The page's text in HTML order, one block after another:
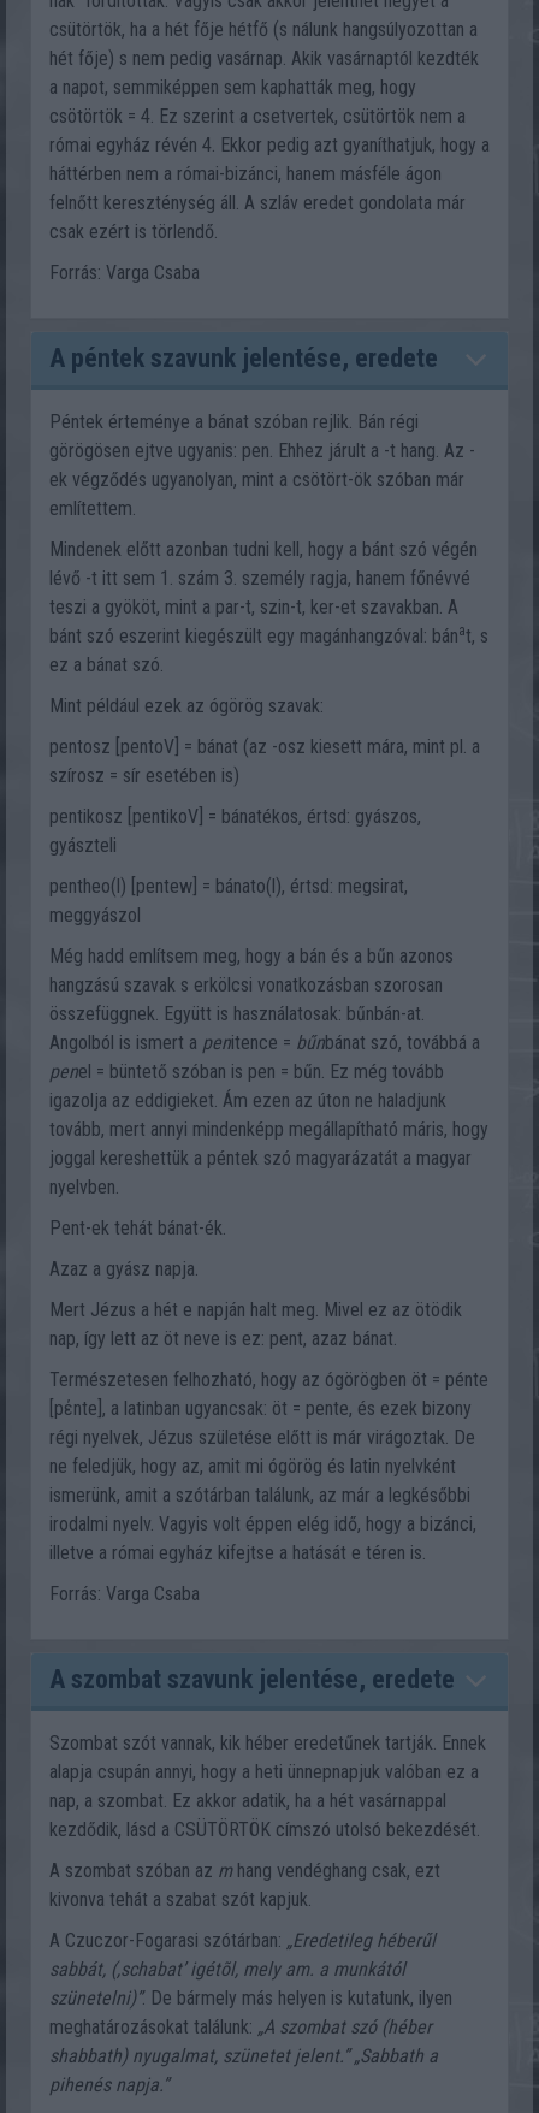
csütörtök, ha a hét fője hétfő (s nálunk hangsúlyozottan a
hét fője) s nem pedig vasárnap. Akik vasárnaptól kezdték
a napot, semmiképpen sem kaphatták meg, hogy
csötörtök = 4. Ez szerint a csetvertek, csütörtök nem a
római egyház révén 4. Ekkor pedig azt gyaníthatjuk, hogy a
háttérben nem a római-bizánci, hanem másféle ágon
felnőtt kereszténység áll. A szláv eredet gondolata már
csak ezért is törlendő.
Forrás: Varga Csaba
A péntek szavunk jelentése, eredete
Péntek érteménye a bánat szóban rejlik. Bán régi
görögösen ejtve ugyanis: pen. Ehhez járult a -t hang. Az -
ek végződés ugyanolyan, mint a csötört-ök szóban már
említettem.
Mindenek előtt azonban tudni kell, hogy a bánt szó végén
lévő -t itt sem 1. szám 3. személy ragja, hanem főnévvé
teszi a gyököt, mint a par-t, szin-t, ker-et szavakban. A
bánt szó eszerint kiegészült egy magánhangzóval: bánat, s
ez a bánat szó.
Mint például ezek az ógörög szavak:
pentosz [pentoV] = bánat (az -osz kiesett mára, mint pl. a
szírosz = sír esetében is)
pentikosz [pentikoV] = bánatékos, értsd: gyászos,
gyászteli
pentheo(l) [pentew] = bánato(l), értsd: megsirat,
meggyászol
Még hadd említsem meg, hogy a bán és a bűn azonos
hangzású szavak s erkölcsi vonatkozásban szorosan
összefüggnek. Együtt is használatosak: bűnbán-at.
Angolból is ismert a penitence = bűnbánat szó, továbbá a
penel = büntető szóban is pen = bűn. Ez még tovább
igazolja az eddigieket. Ám ezen az úton ne haladjunk
tovább, mert annyi mindenképp megállapítható máris, hogy
joggal kereshettük a péntek szó magyarázatát a magyar
nyelvben.
Pent-ek tehát bánat-ék.
Azaz a gyász napja.
Mert Jézus a hét e napján halt meg. Mivel ez az ötödik
nap, így lett az öt neve is ez: pent, azaz bánat.
Természetesen felhozható, hogy az ógörögben öt = pénte
[pέnte], a latinban ugyancsak: öt = pente, és ezek bizony
régi nyelvek, Jézus születése előtt is már virágoztak. De
ne feledjük, hogy az, amit mi ógörög és latin nyelvként
ismerünk, amit a szótárban találunk, az már a legkésőbbi
irodalmi nyelv. Vagyis volt éppen elég idő, hogy a bizánci,
illetve a római egyház kifejtse a hatását e téren is.
Forrás: Varga Csaba
A szombat szavunk jelentése, eredete
Szombat szót vannak, kik héber eredetűnek tartják. Ennek
alapja csupán annyi, hogy a heti ünnepnapjuk valóban ez a
nap, a szombat. Ez akkor adatik, ha a hét vasárnappal
kezdődik, lásd a CSÜTÖRTÖK címszó utolsó bekezdését.
A szombat szóban az mhang vendéghang csak, ezt
kivonva tehát a szabat szót kapjuk.
A Czuczor-Fogarasi szótárban: „Eredetileg héberűl
sabbát, (,schabat’ igétõl, mely am. a munkától
szünetelni)”. De bármely más helyen is kutatunk, ilyen
meghatározásokat találunk: „A szombat szó (héber
shabbath) nyugalmat, szünetet jelent.” „Sabbath a
pihenés napja.”